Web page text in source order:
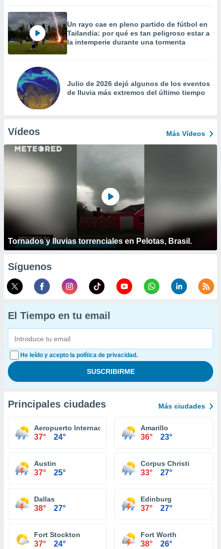
Un rayo cae en pleno partido de fútbol en
Tailandia: por qué es tan peligroso estar a
la intemperie durante una tormenta
Julio de 2026 dejó algunos de los eventos
de lluvia más extremos del último tiempo
Vídeos Más Vídeos
Tornados y lluvias torrenciales en Pelotas, Brasil.
Síguenos
El Tiempo en tu email
He leído y acepto la política de privacidad.
Principales ciudades Más ciudades
Aeropuerto Internacional El Paso
37° 24°
Amarillo
36° 23°
Austin
37° 25°
Corpus Christi
33° 27°
Dallas
38° 27°
Edinburg
37° 27°
Fort Stockton
37° 24°
Fort Worth
38° 26°